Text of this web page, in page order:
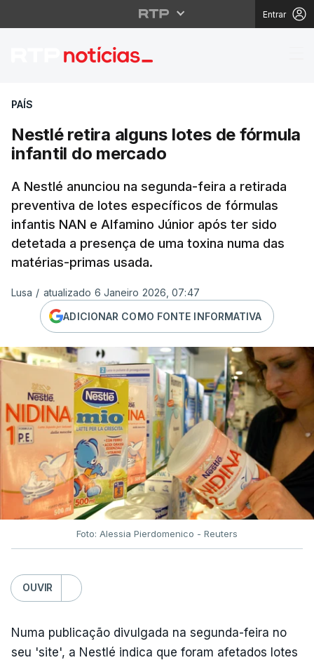
Entrar
Nestlé retira alguns
PAÍS
Nestlé retira alguns lotes de fórmula
infantil do mercado
A Nestlé anunciou na segunda-feira a retirada
preventiva de lotes específicos de fórmulas
infantis NAN e Alfamino Júnior após ter sido
detetada a presença de uma toxina numa das
matérias-primas usada.
Lusa / atualizado 6 Janeiro 2026, 07:47
ADICIONAR COMO FONTE INFORMATIVA
Foto: Alessia Pierdomenico - Reuters
OUVIR
Numa publicação divulgada na segunda-feira no
seu 'site', a Nestlé indica que foram afetados lotes